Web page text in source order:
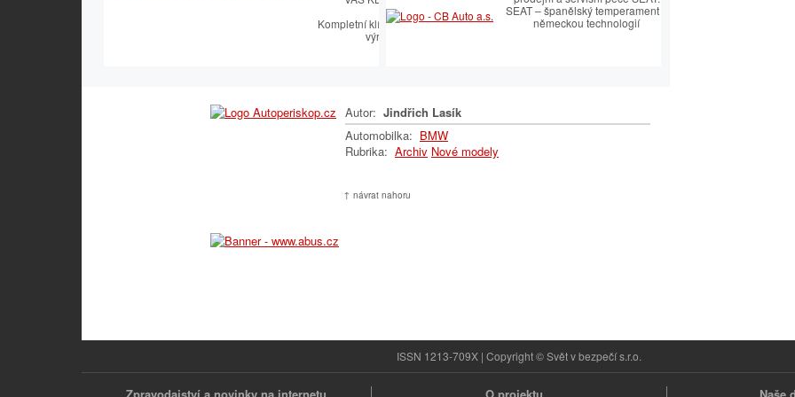
Kompletní klíčařský sortiment včetně
výroby autoklíčů
SEAT – španělský temperament s
německou technologií
Autor: Jindřich Lasík
Automobilka: BMW
Rubrika: Archiv Nové modely
↑ návrat nahoru
ISSN 1213-709X | Copyright © Svět v bezpečí s.r.o.